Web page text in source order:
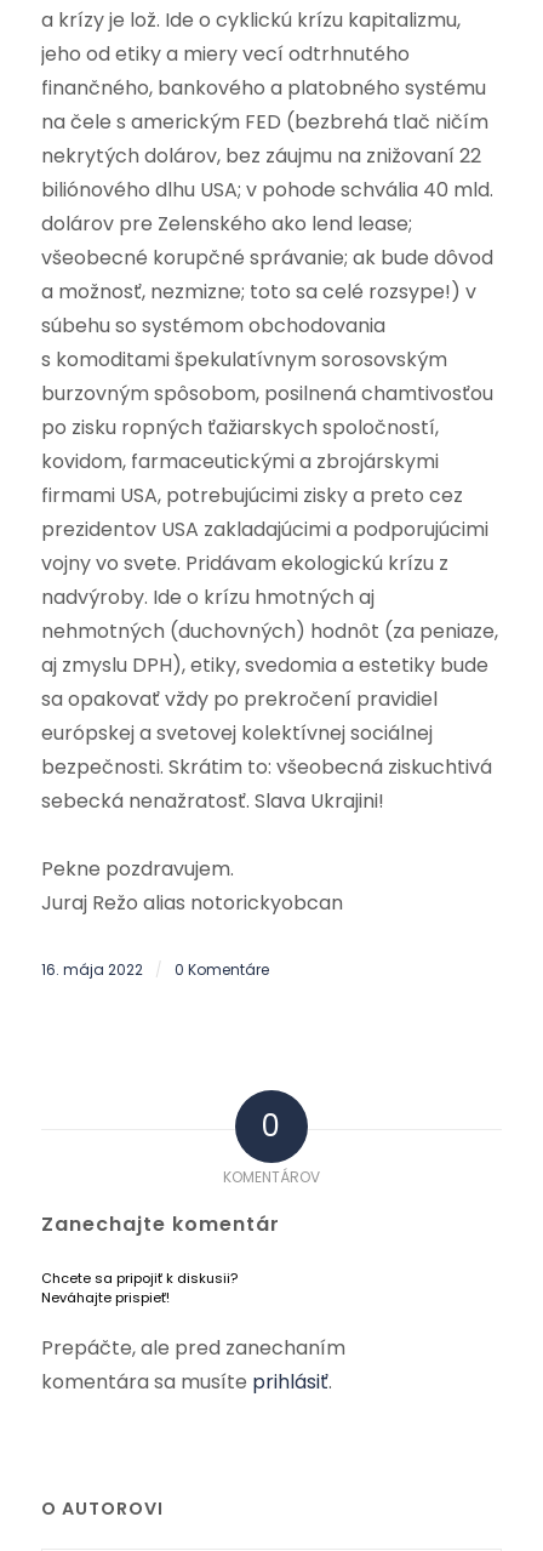
a krízy je lož. Ide o cyklickú krízu kapitalizmu,
jeho od etiky a miery vecí odtrhnutého
finančného, bankového a platobného systému
na čele s americkým FED (bezbrehá tlač ničím
nekrytých dolárov, bez záujmu na znižovaní 22
biliónového dlhu USA; v pohode schvália 40 mld.
dolárov pre Zelenského ako lend lease;
všeobecné korupčné správanie; ak bude dôvod
a možnosť, nezmizne; toto sa celé rozsype!) v
súbehu so systémom obchodovania
s komoditami špekulatívnym sorosovským
burzovným spôsobom, posilnená chamtivosťou
po zisku ropných ťažiarskych spoločností,
kovidom, farmaceutickými a zbrojárskymi
firmami USA, potrebujúcimi zisky a preto cez
prezidentov USA zakladajúcimi a podporujúcimi
vojny vo svete. Pridávam ekologickú krízu z
nadvýroby. Ide o krízu hmotných aj
nehmotných (duchovných) hodnôt (za peniaze,
aj zmyslu DPH), etiky, svedomia a estetiky bude
sa opakovať vždy po prekročení pravidiel
európskej a svetovej kolektívnej sociálnej
bezpečnosti. Skrátim to: všeobecná ziskuchtivá
sebecká nenažratosť. Slava Ukrajini!
Pekne pozdravujem.
Juraj Režo alias notorickyobcan
16. mája 2022 / 0 Komentáre
0
KOMENTÁROV
Zanechajte komentár
Chcete sa pripojiť k diskusii?
Neváhajte prispieť!
Prepáčte, ale pred zanechaním
komentára sa musíte prihlásiť.
O AUTOROVI